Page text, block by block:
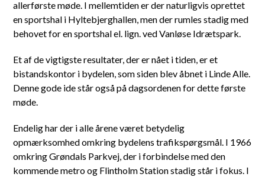
allerførste møde. I mellemtiden er der naturligvis oprettet
en sportshal i Hyltebjerghallen, men der rumles stadig med
behovet for en sportshal el. lign. ved Vanløse Idrætspark.
Et af de vigtigste resultater, der er nået i tiden, er et
bistandskontor i bydelen, som siden blev åbnet i Linde Alle.
Denne gode ide står også på dagsordenen for dette første
møde.
Endelig har der i alle årene været betydelig
opmærksomhed omkring bydelens trafikspørgsmål. I 1966
omkring Grøndals Parkvej, der i forbindelse med den
kommende metro og Flintholm Station stadig står i fokus. I